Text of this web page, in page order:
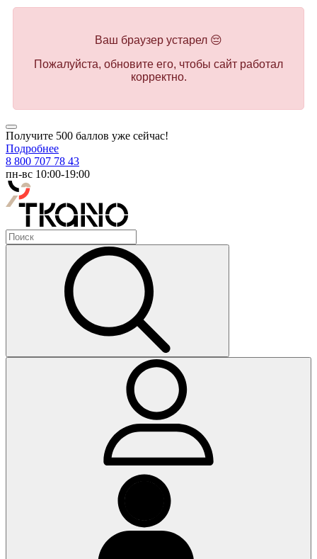
Ваш браузер устарел 😔
Пожалуйста, обновите его, чтобы сайт работал
корректно.
Получите 500 баллов уже сейчас!
Подробнее
8 800 707 78 43
пн-вс 10:00-19:00